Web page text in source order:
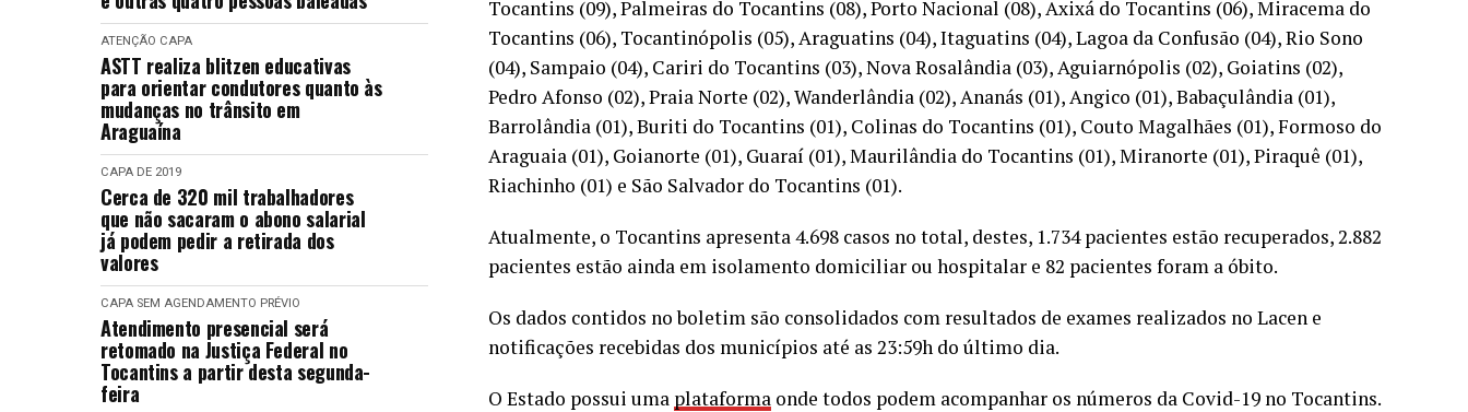
ATENÇÃO CAPA
ASTT realiza blitzen educativas
para orientar condutores quanto às
mudanças no trânsito em
Araguaína
CAPA DE 2019
Cerca de 320 mil trabalhadores
que não sacaram o abono salarial
já podem pedir a retirada dos
valores
CAPA SEM AGENDAMENTO PRÉVIO
Atendimento presencial será
retomado na Justiça Federal no
Tocantins a partir desta segunda-
feira
Tocantins (09), Palmeiras do Tocantins (08), Porto Nacional (08), Axixá do Tocantins (06), Miracema do
Tocantins (06), Tocantinópolis (05), Araguatins (04), Itaguatins (04), Lagoa da Confusão (04), Rio Sono
(04), Sampaio (04), Cariri do Tocantins (03), Nova Rosalândia (03), Aguiarnópolis (02), Goiatins (02),
Pedro Afonso (02), Praia Norte (02), Wanderlândia (02), Ananás (01), Angico (01), Babaçulândia (01),
Barrolândia (01), Buriti do Tocantins (01), Colinas do Tocantins (01), Couto Magalhães (01), Formoso do
Araguaia (01), Goianorte (01), Guaraí (01), Maurilândia do Tocantins (01), Miranorte (01), Piraquê (01),
Riachinho (01) e São Salvador do Tocantins (01).
Atualmente, o Tocantins apresenta 4.698 casos no total, destes, 1.734 pacientes estão recuperados, 2.882
pacientes estão ainda em isolamento domiciliar ou hospitalar e 82 pacientes foram a óbito.
Os dados contidos no boletim são consolidados com resultados de exames realizados no Lacen e
notificações recebidas dos municípios até as 23:59h do último dia.
O Estado possui uma plataforma onde todos podem acompanhar os números da Covid-19 no Tocantins.